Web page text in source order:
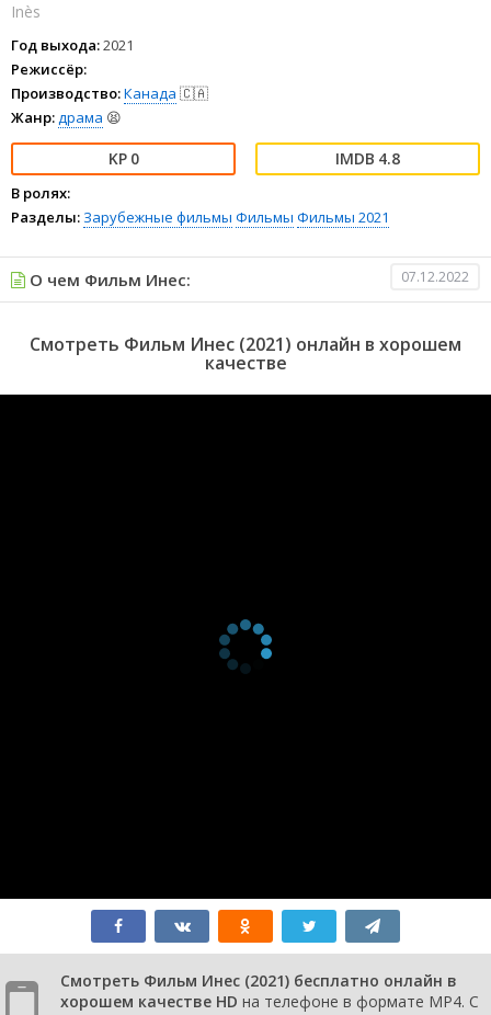
Inès
Год выхода:2021
Режиссёр:
Производство:Канада 🇨🇦
Жанр:драма 😫
0 4.8
В ролях:
Разделы: Зарубежные фильмы Фильмы Фильмы 2021
О чем Фильм Инес: 07.12.2022
Смотреть Фильм Инес (2021) онлайн в хорошем
качестве
Смотреть Фильм Инес (2021) бесплатно онлайн в
хорошем качестве HD на телефоне в формате MP4. С